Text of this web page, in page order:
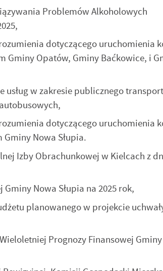
Problemów Alkoholowych
dotyczącego uruchomienia
Gminy Opatów, Gminy Baćkowice, i
w zakresie publicznego
dotyczącego uruchomienia
Nowa Słupia.
Izby Obrachunkowej w Kielcach z
Nowa Słupia na 2025 rok,
planowanego w projekcie
Prognozy Finansowej Gminy
Możesz zmienić ustawienia cookies lub
Dzięki plikom cookies strona, z której korzystasz, może